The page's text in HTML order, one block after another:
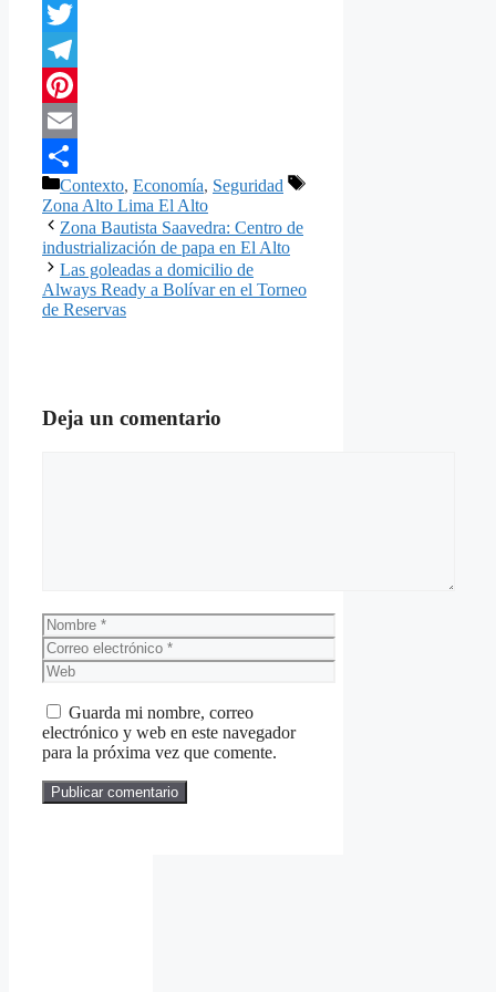
WhatsApp
Twitter
Telegram
Pinterest
Email
Compartir
Categorías
Contexto, Economía, Seguridad
Etiquetas
Zona Alto Lima El Alto
Zona Bautista Saavedra: Centro de
industrialización de papa en El Alto
Las goleadas a domicilio de
Always Ready a Bolívar en el Torneo
de Reservas
Deja un comentario
Nombre
Correo
electrónico
Web
Guarda mi nombre, correo
electrónico y web en este navegador
para la próxima vez que comente.